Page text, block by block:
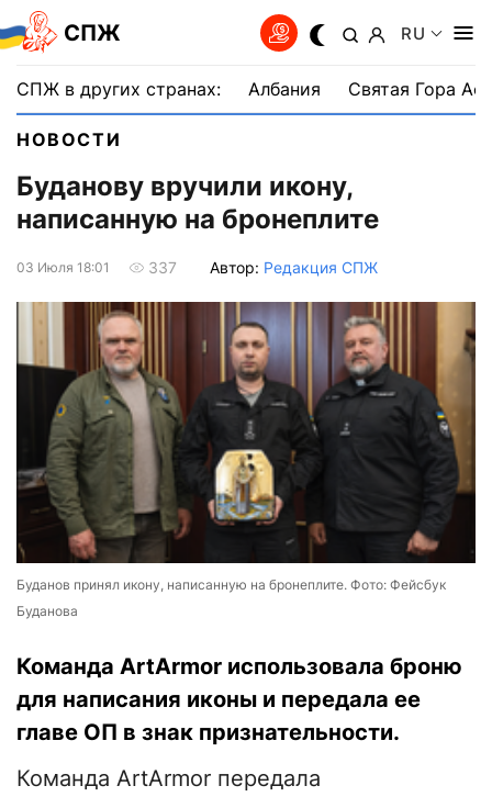
СПЖ RU
СПЖ в других странах: Албания Святая Гора
НОВОСТИ
Буданову вручили икону,
написанную на бронеплите
03 Июля 18:01 337 Автор: Редакция СПЖ
Буданов принял икону, написанную на бронеплите. Фото: Фейсбук
Буданова
Команда ArtArmor использовала броню
для написания иконы и передала ее
главе ОП в знак признательности.
Команда ArtArmor передала